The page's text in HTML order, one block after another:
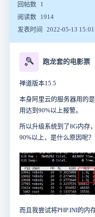
回帖数 1
阅读数 1914
发表时间
2022-05-13
🎾 跑龙套的电影票
禅道版本15.5
本身阿里云的服务器用的
用达到90%以上报警。
所以升级系统到了8G内存
90%以上，是什么原因呢？
而且我尝试将PHP.INI的内